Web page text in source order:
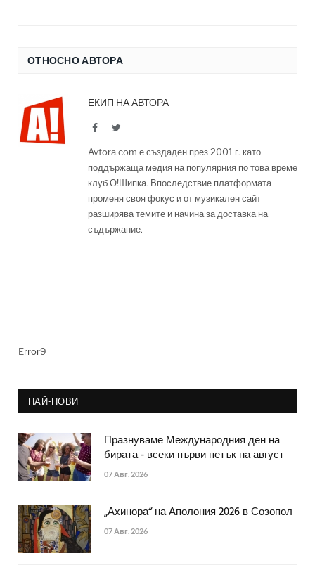
ОТНОСНО АВТОРА
ЕКИП НА АВТОРА
FacebookTwitter
Avtora.com е създаден през 2001 г. като
поддържаща медия на популярния по това време
клуб О!Шипка. Впоследствие платформата
променя своя фокус и от музикален сайт
разширява темите и начина за доставка на
съдържание.
Error9
НАЙ-НОВИ
Празнуваме Международния ден на
бирата - всеки първи петък на август
07 Авг. 2026
„Ахинора“ на Аполония 2026 в Созопол
07 Авг. 2026